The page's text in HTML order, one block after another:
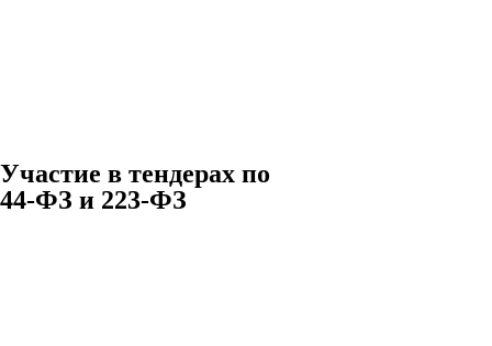
Участие в тендерах по
44-ФЗ и 223-ФЗ